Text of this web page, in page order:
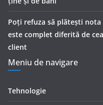
Poți refuza să plătești
este complet diferită de
client
Meniu de navigare
Tehnologie